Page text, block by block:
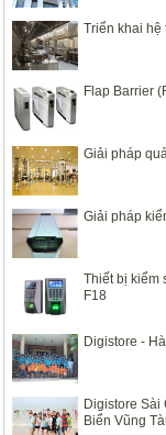
Triển khai hệ
Flap Barrier
Giải pháp
Giải pháp
Thiết bị kiểm
F18
Digistore -
Digistore Sài
Biển Vũng